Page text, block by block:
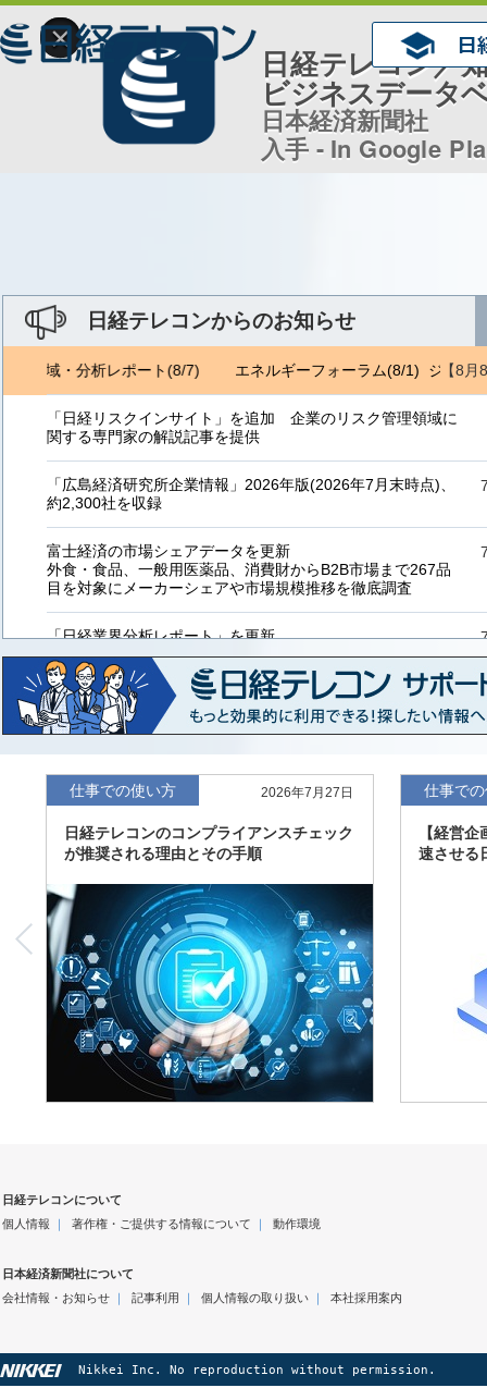
×
日経テレコン／
ビジネスデータ
日本経済新聞社
入手 - In Google
日経テレコンからのお知らせ
【8月
地域・分析レポート(8/7) エネルギーフォーラム(8/1) ジェト
「日経リスクインサイト」を追加 企業のリスク管理領域に
関する専門家の解説記事を提供
「広島経済研究所企業情報」2026年版(2026年7月末時点)、
約2,300社を収録
富士経済の市場シェアデータを更新
外食・食品、一般用医薬品、消費財からB2B市場まで267品
目を対象にメーカーシェアや市場規模推移を徹底調査
「日経業界分析レポート」を更新
「工業用プラスチック製品」「システムインテグレーター」
など20業界の内容を刷新
「東洋経済海外進出企業情報」の2026年版、約3万6千社を
収録
「東洋経済外資系企業情報」の2026年版、約3,100社を収録
「日経POS情報マーケットレポート」の最新版、10～3月実
績の市場動向を速報
「東洋経済会社四季報」2026年夏号に更新、新たに2027年
度の予想を実施
仕事での使い方 2026年7月27日
日経テレコンのコンプライアンスチェック
が推奨される理由とその手順
仕事で
【経営
速させる
日経テレコンについて
個人情報 ｜ 著作権・ご提供する情報について ｜ 動作環境
日本経済新聞社について
会社情報・お知らせ｜ 記事利用 ｜ 個人情報の取り扱い｜ 本社採用案内
Nikkei Inc. No reproduction without permission.